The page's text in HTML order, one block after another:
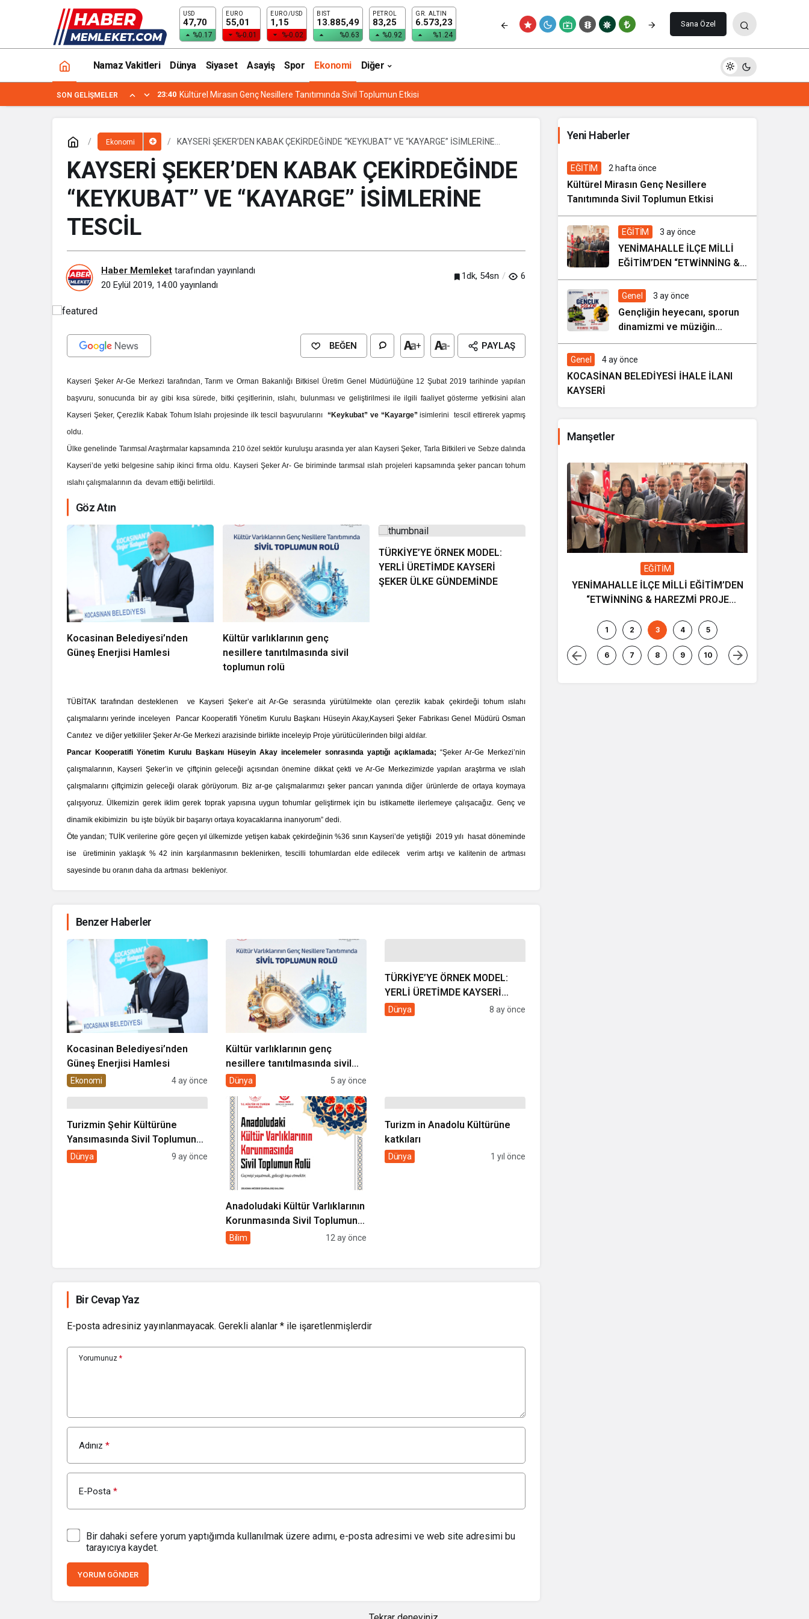
USD
47,70
%0.17
EURO
55,01
%-0.01
EURO/USD
1,15
%-0.02
BIST
13.885,49
%0.63
PETROL
83,25
%0.92
GR. ALTIN
6.573,23
%1.24
Sana Özel
Namaz Vakitleri Dünya Siyaset Asayiş Spor Ekonomi Diğer
SON GELIŞMELER 23:40 Kültürel Mirasın Genç Nesillere Tanıtımında Sivil Toplumun Etkisi
Ekonomi
KAYSERİ ŞEKER’DEN KABAK ÇEKİRDEĞİNDE “KEYKUBAT” VE “KAYARGE” İSİMLERİNE
KAYSERİ ŞEKER’DEN KABAK ÇEKİRDEĞİNDE
“KEYKUBAT” VE “KAYARGE” İSİMLERİNE
TESCİL
Haber Memleket tarafından yayınlandı
20 Eylül 2019, 14:00 yayınlandı
1dk, 54sn 6
BEĞEN + - PAYLAŞ
Kayseri Şeker Ar-Ge Merkezi tarafından, Tarım ve Orman Bakanlığı Bitkisel Üretim Genel Müdürlüğüne 12 Şubat 2019 tarihinde yapılan
başvuru, sonucunda bir ay gibi kısa sürede, bitki çeşitlerinin, ıslahı, bulunması ve geliştirilmesi ile ilgili faaliyet gösterme yetkisini alan
Kayseri Şeker, Çerezlik Kabak Tohum Islahı projesinde ilk tescil başvurularını “Keykubat” ve “Kayarge”isimlerini tescil ettirerek yapmış
oldu.
Ülke genelinde Tarımsal Araştırmalar kapsamında 210 özel sektör kuruluşu arasında yer alan Kayseri Şeker, Tarla Bitkileri ve Sebze dalında
Kayseri’de yetki belgesine sahip ikinci firma oldu. Kayseri Şeker Ar- Ge biriminde tarımsal ıslah projeleri kapsamında şeker pancarı tohum
ıslahı çalışmalarının da devam ettiği belirtildi.
Göz Atın
Kocasinan Belediyesi’nden
Güneş Enerjisi Hamlesi
Kültür varlıklarının genç
nesillere tanıtılmasında sivil
toplumun rolü
TÜRKİYE’YE ÖRNEK MODEL:
YERLİ ÜRETİMDE KAYSERİ
ŞEKER ÜLKE GÜNDEMİNDE
TÜBİTAK tarafından desteklenen ve Kayseri Şeker’e ait Ar-Ge serasında yürütülmekte olan çerezlik kabak çekirdeği tohum ıslahı
çalışmalarını yerinde inceleyen Pancar Kooperatifi Yönetim Kurulu Başkanı Hüseyin Akay,Kayseri Şeker Fabrikası Genel Müdürü Osman
Canıtez ve diğer yetkililer Şeker Ar-Ge Merkezi arazisinde birlikte inceleyip Proje yürütücülerinden bilgi aldılar.
Pancar Kooperatifi Yönetim Kurulu Başkanı Hüseyin Akay incelemeler sonrasında yaptığı açıklamada; “Şeker Ar-Ge Merkezi’nin
çalışmalarının, Kayseri Şeker’in ve çiftçinin geleceği açısından önemine dikkat çekti ve Ar-Ge Merkezimizde yapılan araştırma ve ıslah
çalışmalarını çiftçimizin geleceği olarak görüyorum. Biz ar-ge çalışmalarımızı şeker pancarı yanında diğer ürünlerde de ortaya koymaya
çalışıyoruz. Ülkemizin gerek iklim gerek toprak yapısına uygun tohumlar geliştirmek için bu istikamette ilerlemeye çalışacağız. Genç ve
dinamik ekibimizin bu işte büyük bir başarıyı ortaya koyacaklarına inanıyorum” dedi.
Öte yandan; TUİK verilerine göre geçen yıl ülkemizde yetişen kabak çekirdeğinin %36 sının Kayseri’de yetiştiği 2019 yılı hasat döneminde
ise üretiminin yaklaşık % 42 inin karşılanmasının beklenirken, tescilli tohumlardan elde edilecek verim artışı ve kalitenin de artması
sayesinde bu oranın daha da artması bekleniyor.
KAYSERİ ŞEKER’DEN KABAK ÇEKİRDEĞİNDE “KEYKUBAT” VE “KAYARGE” İSİMLERİNE TESCİL
Benzer Haberler
Kocasinan Belediyesi’nden
Güneş Enerjisi Hamlesi
Ekonomi 4 ay önce
Kültür varlıklarının genç
nesillere tanıtılmasında sivil
toplumun rolü
Dünya 5 ay önce
TÜRKİYE’YE ÖRNEK MODEL:
YERLİ ÜRETİMDE KAYSERİ
ŞEKER ÜLKE GÜNDEMİNDE
Dünya 8 ay önce
Turizmin Şehir Kültürüne
Yansımasında Sivil Toplumun
Rolü
Dünya 9 ay önce
Anadoludaki Kültür Varlıklarının
Korunmasında Sivil Toplumun
Rolü
Bilim 12 ay önce
Turizm in Anadolu Kültürüne
katkıları
Dünya 1 yıl önce
Bir Cevap Yaz
E-posta adresiniz yayınlanmayacak. Gerekli alanlar * ile işaretlenmişlerdir
Yorumunuz *
Adınız *
E-Posta *
Bir dahaki sefere yorum yaptığımda kullanılmak üzere adımı, e-posta adresimi ve web site adresimi bu
tarayıcıya kaydet.
YORUM GÖNDER
Yeni Haberler
6 gün önce
EĞİTİM 2 hafta önce
Kültürel Mirasın Genç Nesillere
Tanıtımında Sivil Toplumun Etkisi
EĞİTİM 3 ay önce
YENİMAHALLE İLÇE MİLLİ
EĞİTİM’DEN “ETWİNNİNG &
HAREZMİ PROJE ŞENLİĞİ”
Genel 3 ay önce
Gençliğin heyecanı, sporun
dinamizmi ve müziğin
coşkusu Kocasinan’da bir
araya geliyor!
Genel 4 ay önce
KOCASİNAN BELEDİYESİ İHALE İLANI
KAYSERİ
Manşetler
EĞİTİM
YENİMAHALLE İLÇE MİLLİ EĞİTİM’DEN
“ETWİNNİNG & HAREZMİ PROJE
1 2 3 4 5
6 7 8 9 10